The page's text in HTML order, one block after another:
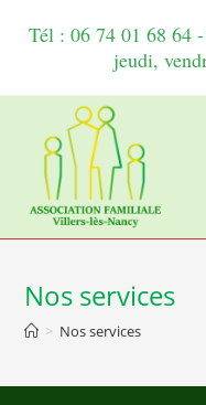
Tél : 06 74 01 68 64
jeudi,
Nos services
> Nos services